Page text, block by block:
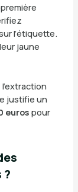
l’étiquette.
jaune
justifie un
eurospour